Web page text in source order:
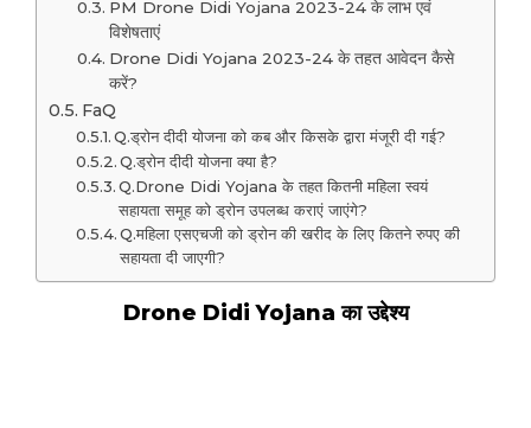
PM Drone Didi Yojana 2023-24 के लाभ एवं
विशेषताएं
Drone Didi Yojana 2023-24 के तहत आवेदन कैसे
करें?
FaQ
Q.ड्रोन दीदी योजना को कब और किसके द्वारा मंजूरी दी गई?
Q.ड्रोन दीदी योजना क्या है?
Q.Drone Didi Yojana के तहत कितनी महिला स्वयं
सहायता समूह को ड्रोन उपलब्ध कराएं जाएंगे?
Q.महिला एसएचजी को ड्रोन की खरीद के लिए कितने रुपए की
सहायता दी जाएगी?
Drone Didi Yojana का उद्देश्य